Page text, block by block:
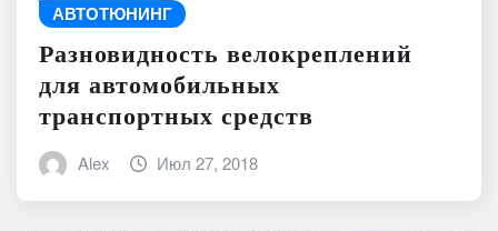
АВТОТЮНИНГ
Разновидность велокреплений
для автомобильных
транспортных средств
Alex Июл 27, 2018